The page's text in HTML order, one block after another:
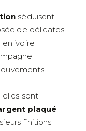
séduisent
de délicates
ivoire
elles sont
plaqué
finitions